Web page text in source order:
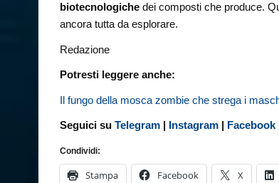
biotecnologiche dei composti che produce.
ancora tutta da esplorare.
Redazione
Potresti leggere anche:
Il fungo della mosca zombie che strega i
Seguici suTelegram | Instagram | Facebook
Condividi:
Stampa Facebook X